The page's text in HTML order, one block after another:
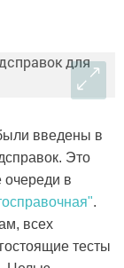
введены в
Это
в
.
всех
тесты